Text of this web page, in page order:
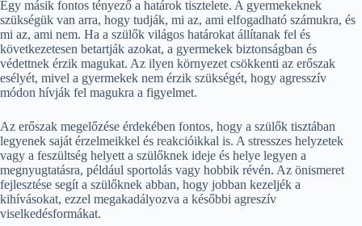
Egy másik fontos tényező a határok tisztelete. A gyermekeknek
szükségük van arra, hogy tudják, mi az, ami elfogadható számukra, és
mi az, ami nem. Ha a szülők világos határokat állítanak fel és
következetesen betartják azokat, a gyermekek biztonságban és
védettnek érzik magukat. Az ilyen környezet csökkenti az erőszak
esélyét, mivel a gyermekek nem érzik szükségét, hogy agresszív
módon hívják fel magukra a figyelmet.
Az erőszak megelőzése érdekében fontos, hogy a szülők tisztában
legyenek saját érzelmeikkel és reakcióikkal is. A stresszes helyzetek
vagy a feszültség helyett a szülőknek ideje és helye legyen a
megnyugtatásra, például sportolás vagy hobbik révén. Az önismeret
fejlesztése segít a szülőknek abban, hogy jobban kezeljék a
kihívásokat, ezzel megakadályozva a későbbi agreszív
viselkedésformákat.